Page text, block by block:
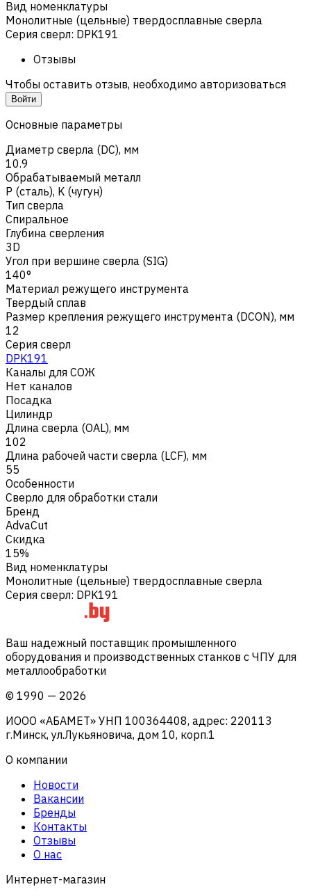
Вид номенклатуры
Монолитные (цельные) твердосплавные сверла
Серия сверл: DPK191
Отзывы
Чтобы оставить отзыв, необходимо авторизоваться
Войти
Основные параметры
Диаметр сверла (DC), мм
10.9
Обрабатываемый металл
Р (сталь), K (чугун)
Тип сверла
Спиральное
Глубина сверления
3D
Угол при вершине сверла (SIG)
140°
Материал режущего инструмента
Твердый сплав
Размер крепления режущего инструмента (DCON), мм
12
Серия сверл
DPK191
Каналы для СОЖ
Нет каналов
Посадка
Цилиндр
Длина сверла (OAL), мм
102
Длина рабочей части сверла (LCF), мм
55
Особенности
Сверло для обработки стали
Бренд
AdvaCut
Скидка
15%
Вид номенклатуры
Монолитные (цельные) твердосплавные сверла
Серия сверл: DPK191
Ваш надежный поставщик промышленного
оборудования и производственных станков с ЧПУ для
металлообработки
© 1990 — 2026
ИООО «АБАМЕТ» УНП 100364408, адрес: 220113
г.Минск, ул.Лукьяновича, дом 10, корп.1
О компании
Новости
Вакансии
Бренды
Контакты
Отзывы
О нас
Интернет-магазин